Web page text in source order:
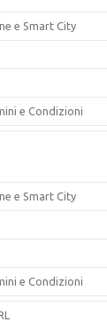
e Smart City
e Condizioni
e Smart City
e Condizioni